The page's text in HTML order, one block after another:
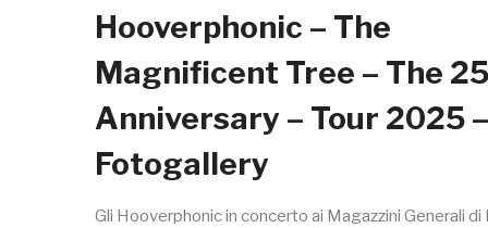
Hooverphonic – The
Magnificent Tree – The
Anniversary – Tour 2025 –
Fotogallery
Gli Hooverphonic in concerto ai Magazzini Generali di